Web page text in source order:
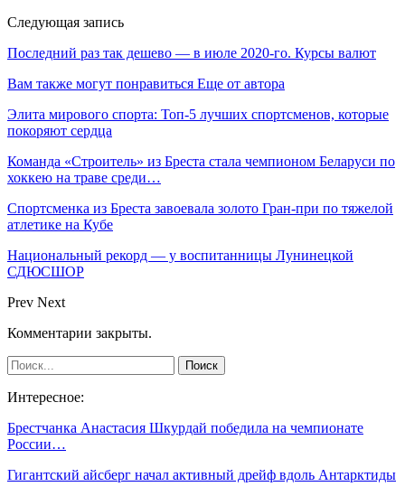
Следующая запись
Последний раз так дешево — в июле 2020-го. Курсы валют
Вам также могут понравиться Еще от автора
Элита мирового спорта: Топ-5 лучших спортсменов, которые
покоряют сердца
Команда «Строитель» из Бреста стала чемпионом Беларуси по
хоккею на траве среди…
Спортсменка из Бреста завоевала золото Гран-при по тяжелой
атлетике на Кубе
Национальный рекорд — у воспитанницы Лунинецкой
СДЮСШОР
Prev Next
Комментарии закрыты.
Интересное:
Брестчанка Анастасия Шкурдай победила на чемпионате
России…
Гигантский айсберг начал активный дрейф вдоль Антарктиды